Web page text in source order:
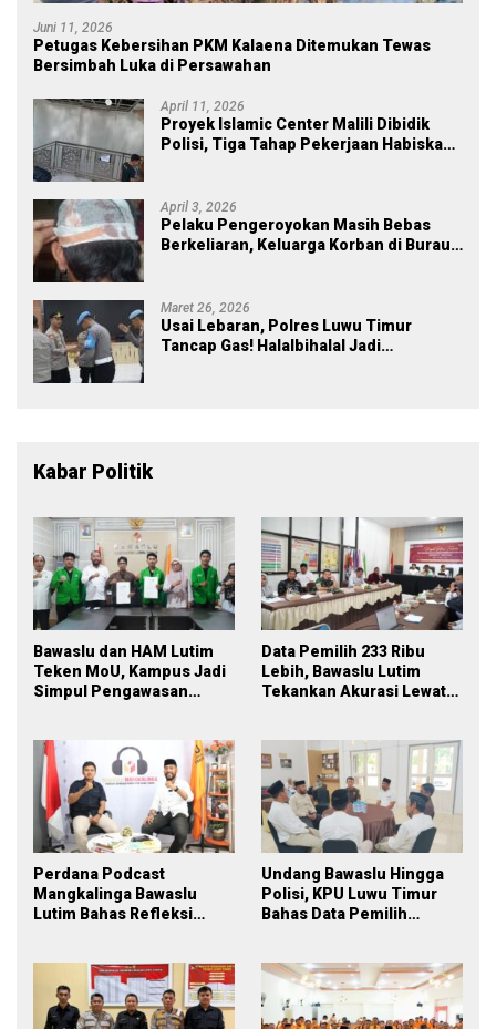
Juni 11, 2026
Petugas Kebersihan PKM Kalaena Ditemukan Tewas
Bersimbah Luka di Persawahan
April 11, 2026
Proyek Islamic Center Malili Dibidik
Polisi, Tiga Tahap Pekerjaan Habiskan
April 3, 2026
Pelaku Pengeroyokan Masih Bebas
Berkeliaran, Keluarga Korban di Burau
Maret 26, 2026
Usai Lebaran, Polres Luwu Timur
Tancap Gas! Halalbihalal Jadi
Kabar Politik
Bawaslu dan HAM Lutim
Teken MoU, Kampus Jadi
Simpul Pengawasan
Data Pemilih 233 Ribu
Lebih, Bawaslu Lutim
Tekankan Akurasi Lewat
Perdana Podcast
Mangkalinga Bawaslu
Lutim Bahas Refleksi
Undang Bawaslu Hingga
Polisi, KPU Luwu Timur
Bahas Data Pemilih